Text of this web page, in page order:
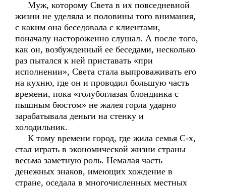
Муж, которому Света в их повседневной
жизни не уделяла и половины того внимания,
с каким она беседовала с клиентами,
поначалу настороженно слушал. А после того,
как он, возбужденный ее беседами, несколько
раз пытался к ней приставать «при
исполнении», Света стала выпроваживать его
на кухню, где он и проводил большую часть
времени, пока «голубоглазая блондинка с
пышным бюстом» не жалея горла ударно
зарабатывала деньги на стенку и
холодильник.
К тому времени город, где жила семья С-х,
стал играть в экономической жизни страны
весьма заметную роль. Немалая часть
денежных знаков, имеющих хождение в
стране, оседала в многочисленных местных